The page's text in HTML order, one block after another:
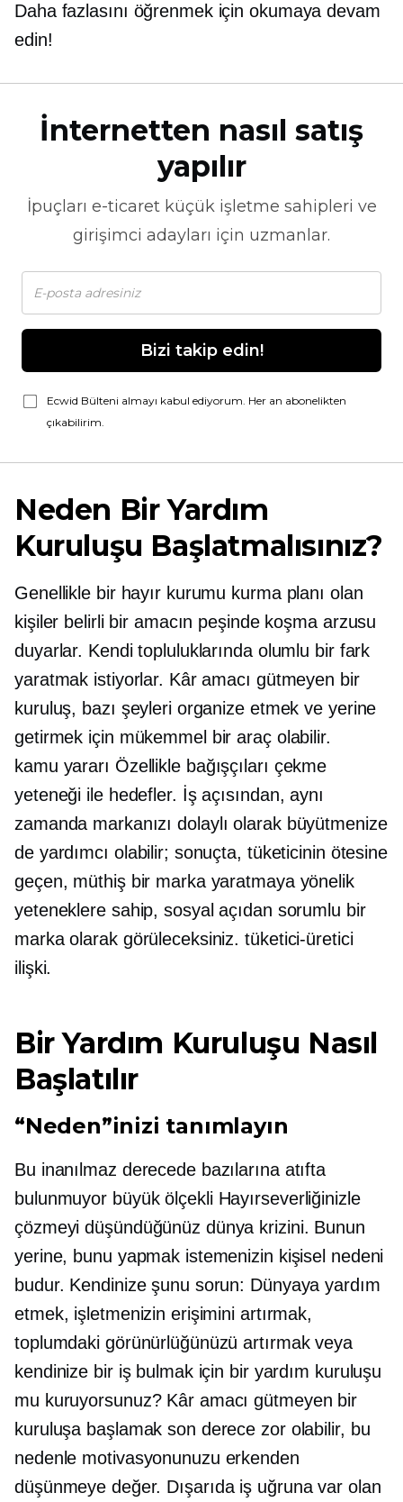
Daha fazlasını öğrenmek için okumaya devam
edin!
İnternetten nasıl satış
yapılır
İpuçları e-ticaretküçük işletme sahipleri ve
girişimci adayları için uzmanlar.
Bizi takip edin!
Ecwid Bülteni almayı kabul ediyorum. Her an abonelikten
çıkabilirim.
Neden Bir Yardım
Kuruluşu Başlatmalısınız?
Genellikle bir hayır kurumu kurma planı olan
kişiler belirli bir amacın peşinde koşma arzusu
duyarlar. Kendi topluluklarında olumlu bir fark
yaratmak istiyorlar. Kâr amacı gütmeyen bir
kuruluş, bazı şeyleri organize etmek ve yerine
getirmek için mükemmel bir araç olabilir.
kamu yararı Özellikle bağışçıları çekme
yeteneği ile hedefler. İş açısından, aynı
zamanda markanızı dolaylı olarak büyütmenize
de yardımcı olabilir; sonuçta, tüketicinin ötesine
geçen, müthiş bir marka yaratmaya yönelik
yeteneklere sahip, sosyal açıdan sorumlu bir
marka olarak görüleceksiniz.tüketici-üretici
ilişki.
Bir Yardım Kuruluşu Nasıl
Başlatılır
“Neden”inizi tanımlayın
Bu inanılmaz derecede bazılarına atıfta
bulunmuyor büyük ölçekliHayırseverliğinizle
çözmeyi düşündüğünüz dünya krizini. Bunun
yerine, bunu yapmak istemenizin kişisel nedeni
budur. Kendinize şunu sorun: Dünyaya yardım
etmek, işletmenizin erişimini artırmak,
toplumdaki görünürlüğünüzü artırmak veya
kendinize bir iş bulmak için bir yardım kuruluşu
mu kuruyorsunuz? Kâr amacı gütmeyen bir
kuruluşa başlamak son derece zor olabilir, bu
nedenle motivasyonunuzu erkenden
düşünmeye değer. Dışarıda iş uğruna var olan